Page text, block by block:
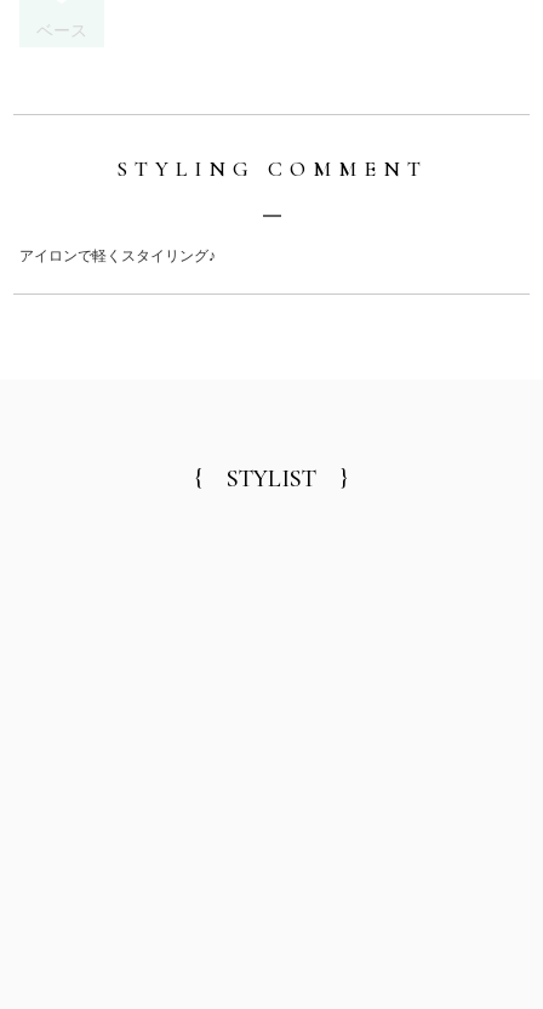
ベース
STYLING COMMENT
アイロンで軽くスタイリング♪
{ STYLIST }